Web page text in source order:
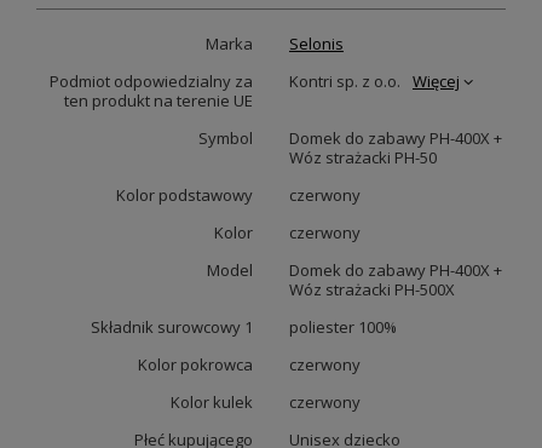
Marka
Selonis
Podmiot odpowiedzialny za
ten produkt na terenie UE
Kontri sp. z o.o. Więcej
Symbol
Domek do zabawy PH-400X +
Wóz strażacki PH-50
Kolor podstawowy
czerwony
Kolor
czerwony
Model
Domek do zabawy PH-400X +
Wóz strażacki PH-500X
Składnik surowcowy 1
poliester 100%
Kolor pokrowca
czerwony
Kolor kulek
czerwony
Płeć kupującego
Unisex dziecko